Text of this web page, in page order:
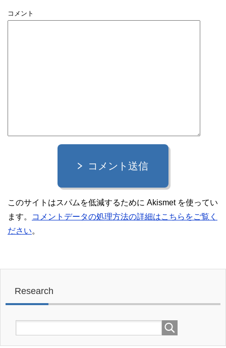
コメント
コメント送信
このサイトはスパムを低減するために Akismet を使ってい
ます。
コメントデータの処理方法の詳細はこちらをご覧く
ださい。
Research